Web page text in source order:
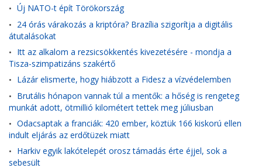
• Új NATO-t épít Törökország
• 24 órás várakozás a kriptóra? Brazília szigorítja a digitális
átutalásokat
• Itt az alkalom a rezsicsökkentés kivezetésére - mondja a
Tisza-szimpatizáns szakértő
• Lázár elismerte, hogy hiábzott a Fidesz a vízvédelemben
• Brutális hónapon vannak túl a mentők: a hőség is rengeteg
munkát adott, ötmillió kilométert tettek meg júliusban
• Odacsaptak a franciák: 420 ember, köztük 166 kiskorú ellen
indult eljárás az erdőtüzek miatt
• Harkiv egyik lakótelepét orosz támadás érte éjjel, sok a
sebesült